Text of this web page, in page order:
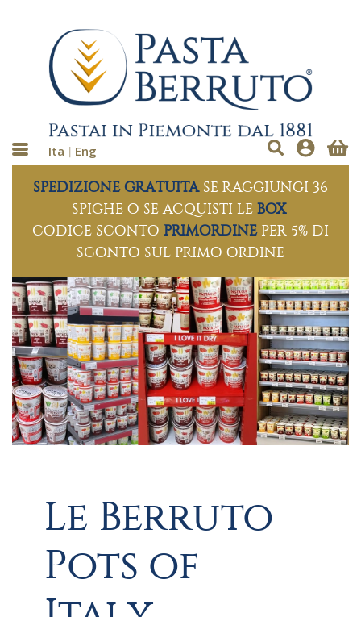
Ita Eng
SPEDIZIONE GRATUITA SE RAGGIUNGI 36
SPIGHE O SE ACQUISTI LE BOX
CODICE SCONTO PRIMORDINE PER 5% DI
SCONTO SUL PRIMO ORDINE
Le Berruto
Pots of